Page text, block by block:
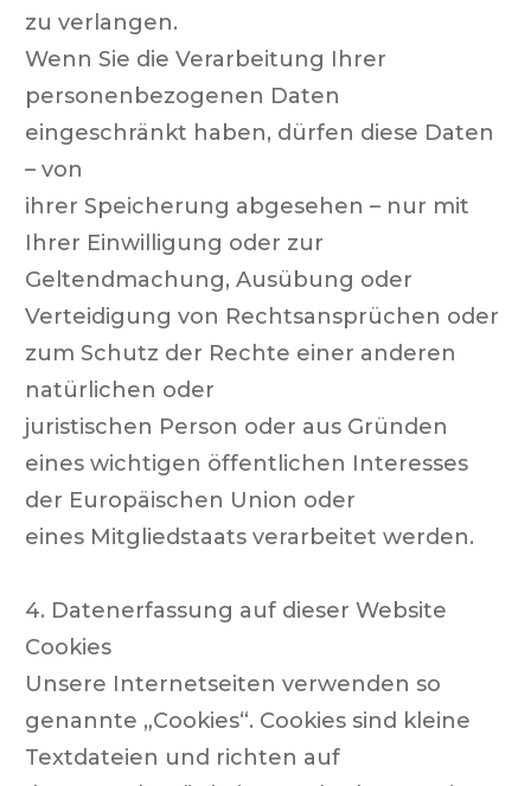
zu verlangen.
Wenn Sie die Verarbeitung Ihrer
personenbezogenen Daten
eingeschränkt haben, dürfen diese Daten
– von
ihrer Speicherung abgesehen – nur mit
Ihrer Einwilligung oder zur
Geltendmachung, Ausübung oder
Verteidigung von Rechtsansprüchen oder
zum Schutz der Rechte einer anderen
natürlichen oder
juristischen Person oder aus Gründen
eines wichtigen öffentlichen Interesses
der Europäischen Union oder
eines Mitgliedstaats verarbeitet werden.
4. Datenerfassung auf dieser Website
Cookies
Unsere Internetseiten verwenden so
genannte „Cookies“. Cookies sind kleine
Textdateien und richten auf